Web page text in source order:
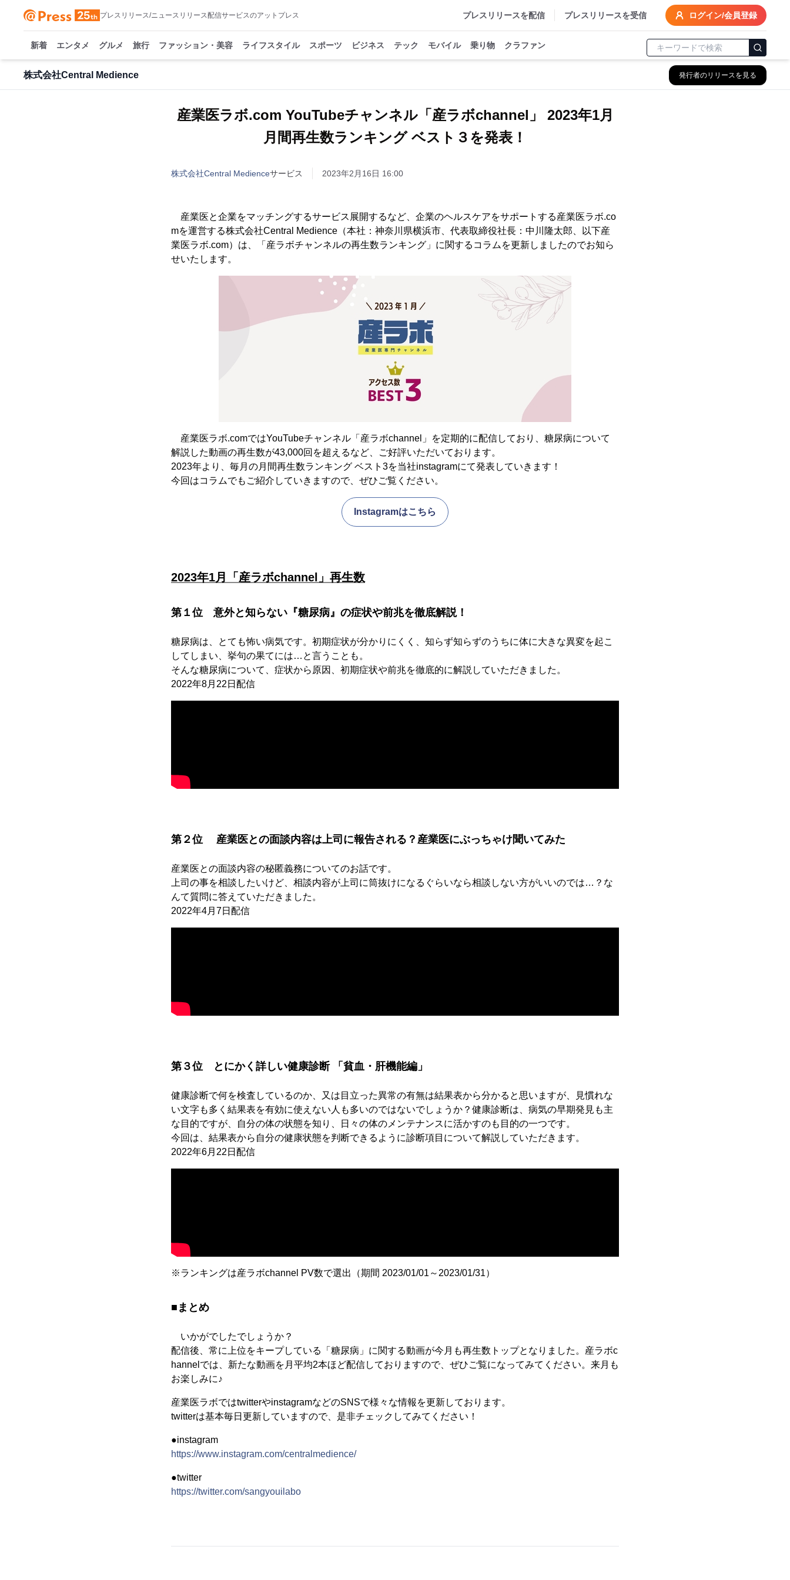
プレスリリース/ニュースリリース配信サービスのアットプレス プレスリリースを配信 プレスリリースを受信 ログイン/会員登録
新着 エンタメ グルメ 旅行 ファッション・美容 ライフスタイル スポーツ ビジネス テック モバイル 乗り物 クラファン
株式会社Central Medience 発行者のリリースを見る
産業医ラボ.com YouTubeチャンネル「産ラボchannel」 2023年1月
月間再生数ランキング ベスト３を発表！
株式会社Central Medienceサービス 2023年2月16日 16:00
産業医と企業をマッチングするサービス展開するなど、企業のヘルスケアをサポートする産業医ラボ.co
mを運営する株式会社Central Medience（本社：神奈川県横浜市、代表取締役社長：中川隆太郎、以下産
業医ラボ.com）は、「産ラボチャンネルの再生数ランキング」に関するコラムを更新しましたのでお知ら
せいたします。
産業医ラボ.comではYouTubeチャンネル「産ラボchannel」を定期的に配信しており、糖尿病について
解説した動画の再生数が43,000回を超えるなど、ご好評いただいております。
2023年より、毎月の月間再生数ランキング ベスト3を当社instagramにて発表していきます！
今回はコラムでもご紹介していきますので、ぜひご覧ください。
Instagramはこちら
2023年1月「産ラボchannel」再生数
第１位 意外と知らない『糖尿病』の症状や前兆を徹底解説！
糖尿病は、とても怖い病気です。初期症状が分かりにくく、知らず知らずのうちに体に大きな異変を起こ
してしまい、挙句の果てには…と言うことも。
そんな糖尿病について、症状から原因、初期症状や前兆を徹底的に解説していただきました。
2022年8月22日配信
第２位 産業医との面談内容は上司に報告される？産業医にぶっちゃけ聞いてみた
産業医との面談内容の秘匿義務についてのお話です。
上司の事を相談したいけど、相談内容が上司に筒抜けになるぐらいなら相談しない方がいいのでは…？な
んて質問に答えていただきました。
2022年4月7日配信
第３位 とにかく詳しい健康診断 「貧血・肝機能編」
健康診断で何を検査しているのか、又は目立った異常の有無は結果表から分かると思いますが、見慣れな
い文字も多く結果表を有効に使えない人も多いのではないでしょうか？健康診断は、病気の早期発見も主
な目的ですが、自分の体の状態を知り、日々の体のメンテナンスに活かすのも目的の一つです。
今回は、結果表から自分の健康状態を判断できるように診断項目について解説していただきます。
2022年6月22日配信
※ランキングは産ラボchannel PV数で選出（期間 2023/01/01～2023/01/31）
■まとめ
いかがでしたでしょうか？
配信後、常に上位をキープしている「糖尿病」に関する動画が今月も再生数トップとなりました。産ラボc
hannelでは、新たな動画を月平均2本ほど配信しておりますので、ぜひご覧になってみてください。来月も
お楽しみに♪
産業医ラボではtwitterやinstagramなどのSNSで様々な情報を更新しております。
twitterは基本毎日更新していますので、是非チェックしてみてください！
●instagram
https://www.instagram.com/centralmedience/
●twitter
https://twitter.com/sangyouilabo